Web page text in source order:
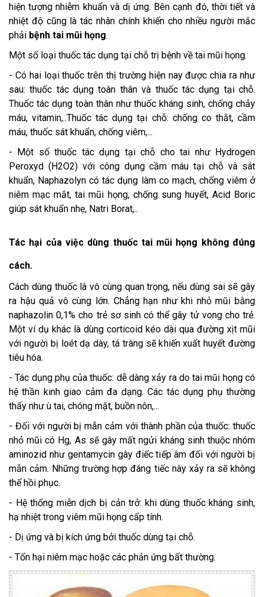
hiện tượng nhiễm khuẩn và dị ứng. Bên cạnh đó, thời tiết và
nhiệt độ cũng là tác nhân chính khiến cho nhiều người mắc
phải bệnh tai mũi họng.
Một số loại thuốc tác dụng tại chỗ trị bệnh về tai mũi họng.
- Có hai loại thuốc trên thị trường hiện nay được chia ra như
sau: thuốc tác dụng toàn thân và thuốc tác dụng tại chỗ.
Thuốc tác dụng toàn thân như thuốc kháng sinh, chống chảy
máu, vitamin,..Thuốc tác dụng tại chỗ: chống co thắt, cầm
máu, thuốc sát khuẩn, chống viêm,...
- Một số thuốc tác dụng tại chỗ cho tai như Hydrogen
Peroxyd (H2O2) với công dụng cầm máu tại chỗ và sát
khuẩn, Naphazolyn có tác dụng làm co mạch, chống viêm ở
niêm mạc mắt, tai mũi họng, chống sung huyết, Acid Boric
giúp sát khuẩn nhẹ, Natri Borat,..
Tác hại của việc dùng thuốc tai mũi họng không đúng
cách.
Cách dùng thuốc là vô cùng quan trọng, nếu dùng sai sẽ gây
ra hậu quả vô cùng lớn. Chẳng hạn như khi nhỏ mũi bằng
naphazolin 0,1% cho trẻ sơ sinh có thể gây tử vong cho trẻ.
Một ví dụ khác là dùng corticoid kéo dài qua đường xịt mũi
với người bị loét dạ dày, tá tràng sẽ khiến xuất huyết đường
tiêu hóa.
- Tác dụng phụ của thuốc: dễ dàng xảy ra do tai mũi họng có
hệ thần kinh giao cảm đa dạng. Các tác dụng phụ thường
thấy như ù tai, chóng mặt, buồn nôn,...
- Đối với người bị mẫn cảm với thành phần của thuốc: thuốc
nhỏ mũi có Hg, As sẽ gây mất ngửi kháng sinh thuộc nhóm
aminozid như gentamycin gây điếc tiếp âm đối với người bị
mẫn cảm. Những trường hợp đáng tiếc này xảy ra sẽ không
thể hồi phục.
- Hệ thống miễn dịch bị cản trở: khi dùng thuốc kháng sinh,
hạ nhiệt trong viêm mũi họng cấp tính.
- Dị ứng và bị kích ứng bởi thuốc dùng tại chỗ.
- Tổn hại niêm mạc hoặc các phản ứng bất thường.